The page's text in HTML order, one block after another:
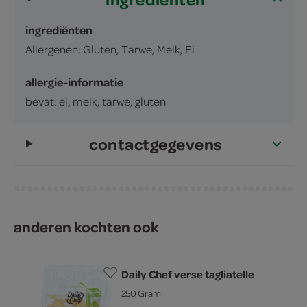
ingrediënten
Allergenen: Gluten, Tarwe, Melk, Ei
allergie-informatie
bevat: ei, melk, tarwe, gluten
contactgegevens
anderen kochten ook
Daily Chef verse tagliatelle
250 Gram